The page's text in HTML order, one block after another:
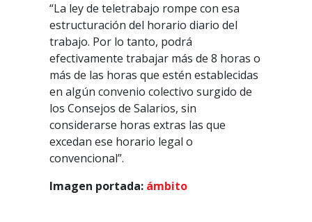
“La ley de teletrabajo rompe con esa
estructuración del horario diario del
trabajo. Por lo tanto, podrá
efectivamente trabajar más de 8 horas o
más de las horas que estén establecidas
en algún convenio colectivo surgido de
los Consejos de Salarios, sin
considerarse horas extras las que
excedan ese horario legal o
convencional”.
Imagen portada: ámbito